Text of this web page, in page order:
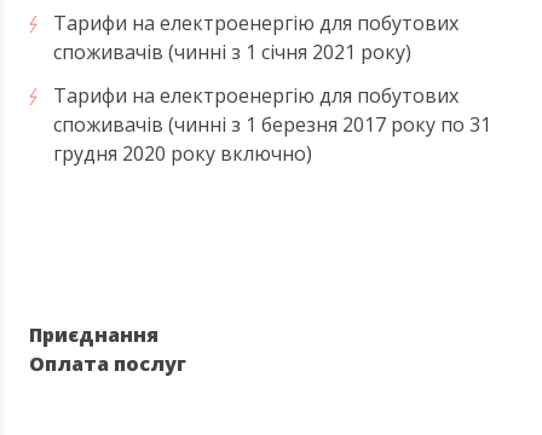
Тарифи на електроенергію для побутових
споживачів (чинні з 1 січня 2021 року)
Тарифи на електроенергію для побутових
споживачів (чинні з 1 березня 2017 року по 31
грудня 2020 року включно)
Приєднання
Оплата послуг